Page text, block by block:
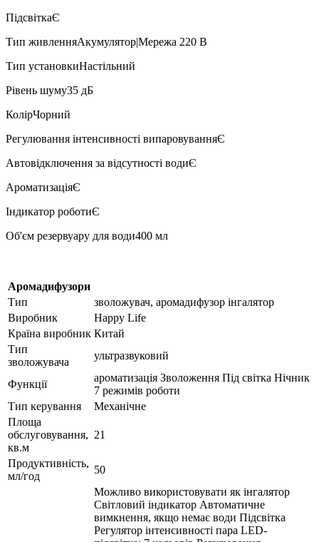
ПідсвіткаЄ
Тип живленняАкумулятор|Мережа 220 В
Тип установкиНастільний
Рівень шуму35 дБ
КолірЧорний
Регулювання інтенсивності випаровуванняЄ
Автовідключення за відсутності водиЄ
АроматизаціяЄ
Індикатор роботиЄ
Об'єм резервуару для води400 мл
Аромадифузори
Тип
зволожувач, аромадифузор інгалятор
Виробник
Happy Life
Країна виробник Китай
Тип
зволожувача
ультразвуковий
Функції
ароматизація Зволоження Під світка Нічник
7 режимів роботи
Тип керування
Механічне
Площа
обслуговування,
кв.м
21
Продуктивність,
мл/год
50
Можливо використовувати як інгалятор
Світловий індикатор Автоматичне
вимкнення, якщо немає води Підсвітка
Регулятор інтенсивності пара LED-